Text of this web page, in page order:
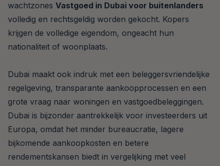
wachtzones Vastgoed in Dubai voor buitenlanders
volledig en rechtsgeldig worden gekocht. Kopers
krijgen de volledige eigendom, ongeacht hun
nationaliteit of woonplaats.
Dubai maakt ook indruk met een beleggersvriendelijke
regelgeving, transparante aankoopprocessen en een
grote vraag naar woningen en vastgoedbeleggingen.
Dubai is bijzonder aantrekkelijk voor investeerders uit
Europa, omdat het minder bureaucratie, lagere
bijkomende aankoopkosten en betere
rendementskansen biedt in vergelijking met veel